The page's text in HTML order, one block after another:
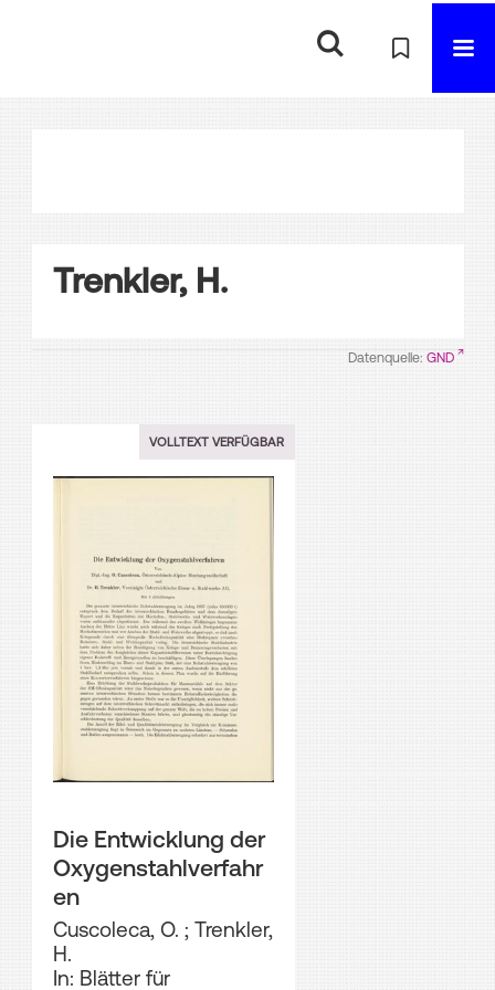
Trenkler, H.
Datenquelle: GND
VOLLTEXT VERFÜGBAR
Die Entwicklung der
Oxygenstahlverfahr
en
Cuscoleca, O. ; Trenkler,
H.
In: Blätter für